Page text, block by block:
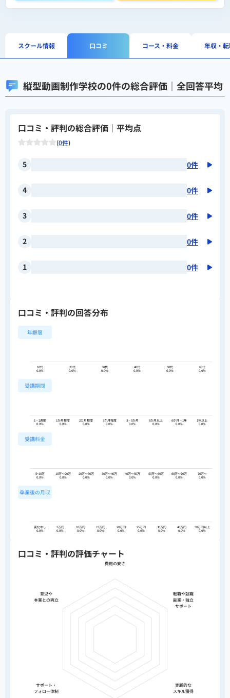
スクール情報 口コミ コース・料金 年収・
縦型動画制作学校の0件の総合評価｜全回答平均
口コミ・評判の総合評価｜平均点
(0件)
5 0件
4 0件
3 0件
2 0件
1 0件
口コミ・評判の回答分布
年齢層
10代
0.0%
20代
0.0%
30代
0.0%
40代
0.0%
50代
0.0%
60代
0.0%
受講期間
1～2週間
0.0%
1か月程度
0.0%
2カ月程度
0.0%
3か月程度
0.0%
3～5か月
0.0%
6か月以上
0.0%
6か月～1年
0.0%
1年以上
0.0%
受講料金
5~10万
0.0%
10万〜20万
0.0%
20万〜30万
0.0%
30万〜40万
0.0%
40万〜50万
0.0%
50万〜60万
0.0%
60万〜70万
0.0%
70万〜
0.0%
卒業後の月収
変化なし
0.0%
5万円
0.0%
10万円
0.0%
15万円
0.0%
20万円
0.0%
25万円
0.0%
30万円
0.0%
40万円
0.0%
50万円以上
0.0%
口コミ・評判の評価チャート
費用の安さ
育児や
本業との両立
転職や就職
副業・独立
サポート
サポート・
フォロー体制
実践的な
スキル獲得